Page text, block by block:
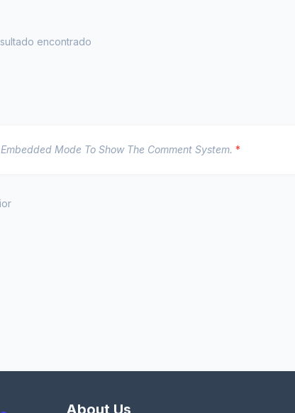
encontrado
Mode To Show The Comment System. *
About Us